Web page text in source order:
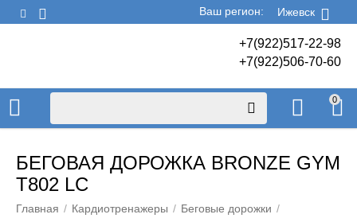
Ижевск
Ваш регион:
+7(922)517-22-98
+7(922)506-70-60
0
БЕГОВАЯ ДОРОЖКА BRONZE GYM
T802 LC
Главная / Кардиотренажеры / Беговые дорожки /